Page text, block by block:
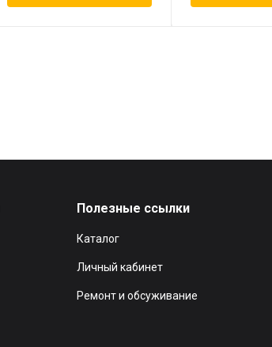
Полезные ссылки
Каталог
Личный кабинет
Ремонт и обсуживание